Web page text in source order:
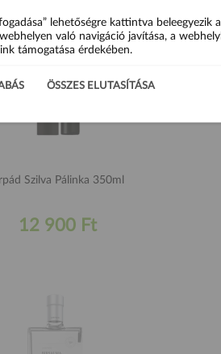
Árpád Szilva Pálinka 350ml
12 900 Ft
lehetőségre kattintva beleegyezik
való navigáció javítása, a
támogatása érdekében.
ÖSSZES ELUTASÍTÁSA